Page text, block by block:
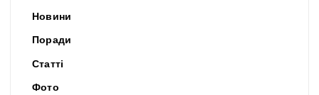
Новини
Поради
Статті
Фото